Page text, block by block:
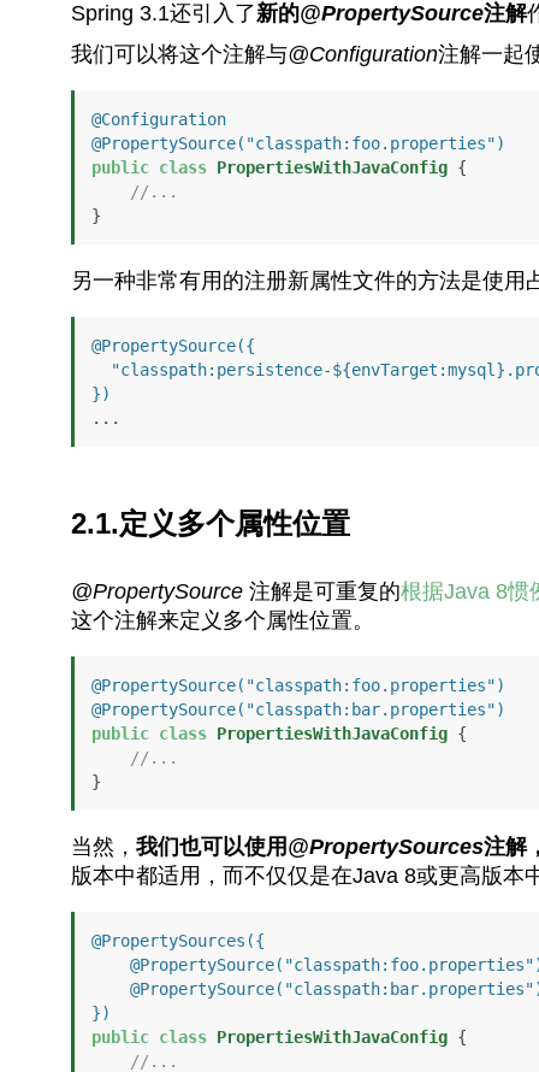
Spring 3.1还引入了新的@PropertySource注解
我们可以将这个注解与@Configuration注解一起
@Configuration
@PropertySource("classpath:foo.properties")
public class PropertiesWithJavaConfig {
//...
}
另一种非常有用的注册新属性文件的方法是使用
@PropertySource({
})
...
2.1.定义多个属性位置
@PropertySource注解是可重复的根据Java 8惯
这个注解来定义多个属性位置。
@PropertySource("classpath:foo.properties")
@PropertySource("classpath:bar.properties")
public class PropertiesWithJavaConfig {
//...
}
当然， 我们也可以使用 @PropertySources注解
版本中都适用，而不仅仅是在Java 8或更高版本
@PropertySources({
})
public class PropertiesWithJavaConfig {
//...